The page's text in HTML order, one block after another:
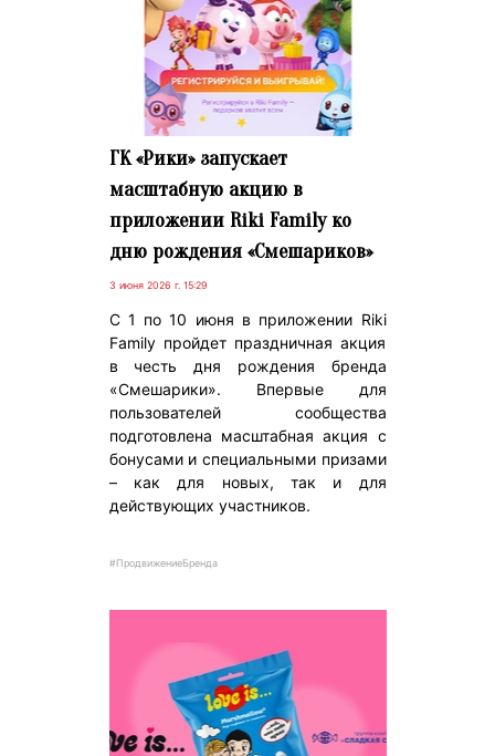
ГК «Рики» запускает
масштабную акцию в
приложении Riki Family ко
дню рождения «Смешариков»
3 июня 2026 г. 15:29
С 1 по 10 июня в приложении Riki
Family пройдет праздничная акция
в честь дня рождения бренда
«Смешарики». Впервые для
пользователей сообщества
подготовлена масштабная акция с
бонусами и специальными призами
– как для новых, так и для
действующих участников.
#ПродвижениеБренда